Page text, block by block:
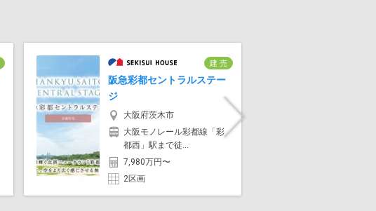
建 売
阪急彩都セントラルステー
ジ
大阪府茨木市
大阪モノレール彩都線「彩
都西」駅まで徒...
7,980万円〜
2区画